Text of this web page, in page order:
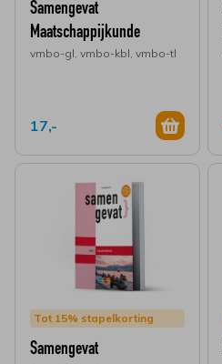
Samengevat
Maatschappijkunde
vmbo-gl, vmbo-kbl, vmbo-tl
17,-
Tot 15% stapelkorting
Samengevat